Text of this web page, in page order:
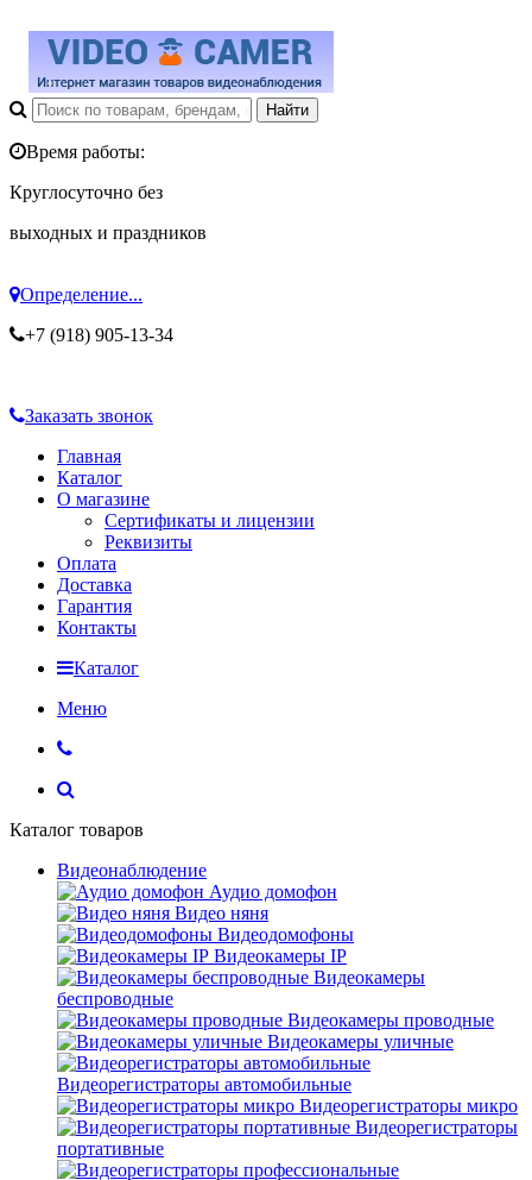
Время работы:
Круглосуточно без
выходных и праздников
Определение...
+7 (918) 905-13-34
Заказать звонок
Главная
Каталог
О магазине
Сертификаты и лицензии
Реквизиты
Оплата
Доставка
Гарантия
Контакты
Каталог
Меню
Каталог товаров
Видеонаблюдение
Аудио домофон
Видео няня
Видеодомофоны
Видеокамеры IP
Видеокамеры
беспроводные
Видеокамеры проводные
Видеокамеры уличные
Видеорегистраторы автомобильные
Видеорегистраторы микро
Видеорегистраторы
портативные